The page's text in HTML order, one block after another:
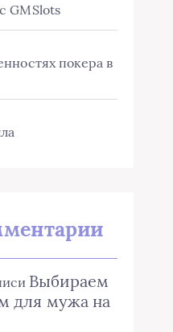
GMSlots
покера в
Выбираем
для мужа на